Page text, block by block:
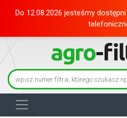
Do 12.08.2026 jesteśmy